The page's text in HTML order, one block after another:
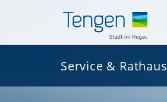
Service & Rathaus